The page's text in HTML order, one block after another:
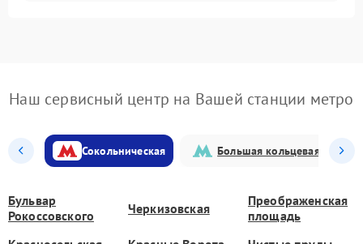
Наш сервисный центр на Вашей станции метро
Сокольническая Большая кольцевая
Бульвар
Рокоссовского
Черкизовская
Преображенская
площадь